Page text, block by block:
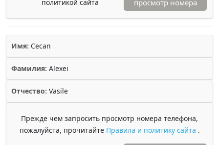
политикой сайта
просмотр номера
Имя: Cecan
Фамилия: Alexei
Отчество: Vasile
Прежде чем запросить просмотр номера телефона,
пожалуйста, прочитайте Правила и политику сайта .